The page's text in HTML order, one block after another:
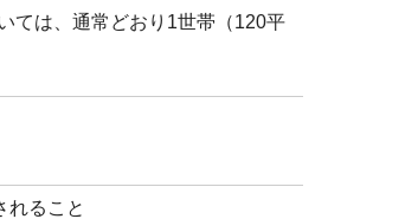
ては、通常どおり1世帯（120平
れること